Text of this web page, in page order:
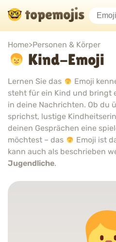
Home>Personen & Körper
Kind-Emoji
Lernen Sie das
Emoji
steht für ein Kind und bringt
in deine Nachrichten. Ob du
sprichst, lustige
deinen Gesprächen eine
möchtest – das
Emoji ist
kann auch als beschrieben
Jugendliche.